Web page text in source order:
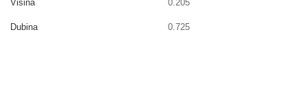
Visina 0.205
Dubina 0.725